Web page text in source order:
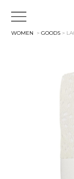
WOMEN >GOODS >